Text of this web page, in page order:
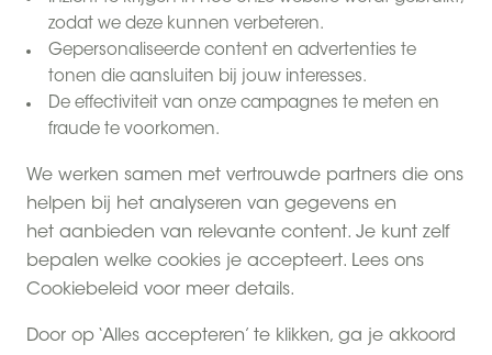
zodat we deze kunnen verbeteren.
Gepersonaliseerde content en advertenties te
tonen die aansluiten bij jouw interesses.
De effectiviteit van onze campagnes te meten en
fraude te voorkomen.
We werken samen met vertrouwde partners die ons
helpen bij het analyseren van gegevens en
het aanbieden van relevante content. Je kunt zelf
bepalen welke cookies je accepteert. Lees ons
Cookiebeleid voor meer details.
Door op ‘Alles accepteren’ te klikken, ga je akkoord
Wij zijn bij BoerenBed trots op ons concept! Voor
vragen, opmerkingen of ideeën over nieuwe
hebben wij een beperkt aantal plekken voor